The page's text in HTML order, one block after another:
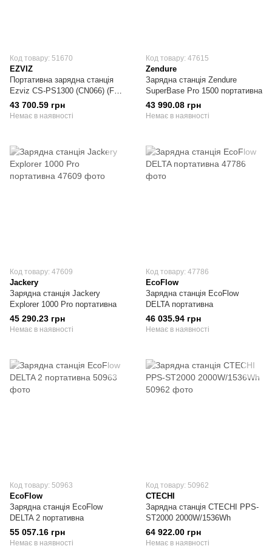
Код товару: 51670
EZVIZ
Портативна зарядна станція
Ezviz CS-PS1300 (CN066) (FR)
+ розетка CS-T30-10B-EU
43 700.59 грн
Немає в наявності
Код товару: 47615
Zendure
Зарядна станція Zendure
SuperBase Pro 1500 портативна
43 990.08 грн
Немає в наявності
Код товару: 47609
Jackery
Зарядна станція Jackery
Explorer 1000 Pro портативна
45 290.23 грн
Немає в наявності
Код товару: 47786
EcoFlow
Зарядна станція EcoFlow
DELTA портативна
46 035.94 грн
Немає в наявності
Код товару: 50963
EcoFlow
Зарядна станція EcoFlow
DELTA 2 портативна
55 057.16 грн
Немає в наявності
Код товару: 50962
CTECHI
Зарядна станція CTECHI PPS-
ST2000 2000W/1536Wh
64 922.00 грн
Немає в наявності